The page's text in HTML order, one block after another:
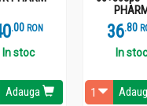
.0 RON
In stoc
Adauga
PHARM
36.8
In stoc